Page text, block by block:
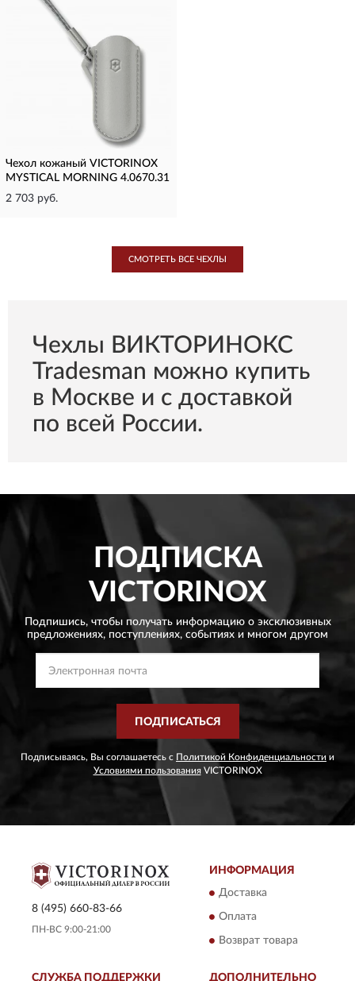
Чехол кожаный VICTORINOX
MYSTICAL MORNING 4.0670.31
2 703 руб.
СМОТРЕТЬ ВСЕ ЧЕХЛЫ
Чехлы ВИКТОРИНОКС
Tradesman можно купить
в Москве и с доставкой
по всей России.
ПОДПИСКА
VICTORINOX
Подпишись, чтобы получать информацию о эксклюзивных
предложениях, поступлениях, событиях и многом другом
ПОДПИСАТЬСЯ
Подписываясь, Вы соглашаетесь с Политикой Конфиденциальности и
Условиями пользованияVICTORINOX
8 (495) 660-83-66
ПН-ВС 9:00-21:00
ИНФОРМАЦИЯ
Доставка
Оплата
Возврат товара
СЛУЖБА ПОДДЕРЖКИ ДОПОЛНИТЕЛЬНО